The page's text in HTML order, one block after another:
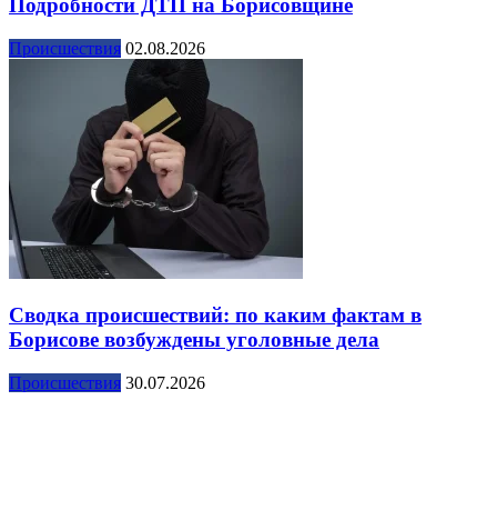
Подробности ДТП на Борисовщине
Происшествия 02.08.2026
Сводка происшествий: по каким фактам в
Борисове возбуждены уголовные дела
Происшествия 30.07.2026